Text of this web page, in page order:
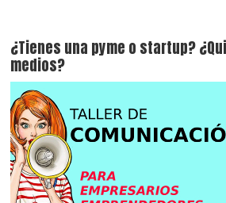
¿Tienes una pyme o startup? ¿Quieres salir en los
medios?